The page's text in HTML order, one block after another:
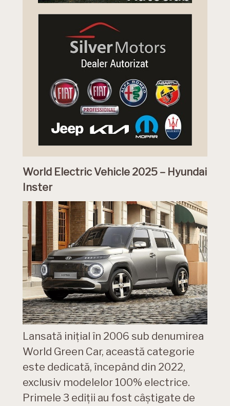
World Electric Vehicle 2025 – Hyundai
Inster
Lansată inițial în 2006 sub denumirea
World Green Car, această categorie
este dedicată, începând din 2022,
exclusiv modelelor 100% electrice.
Primele 3 ediții au fost câștigate de